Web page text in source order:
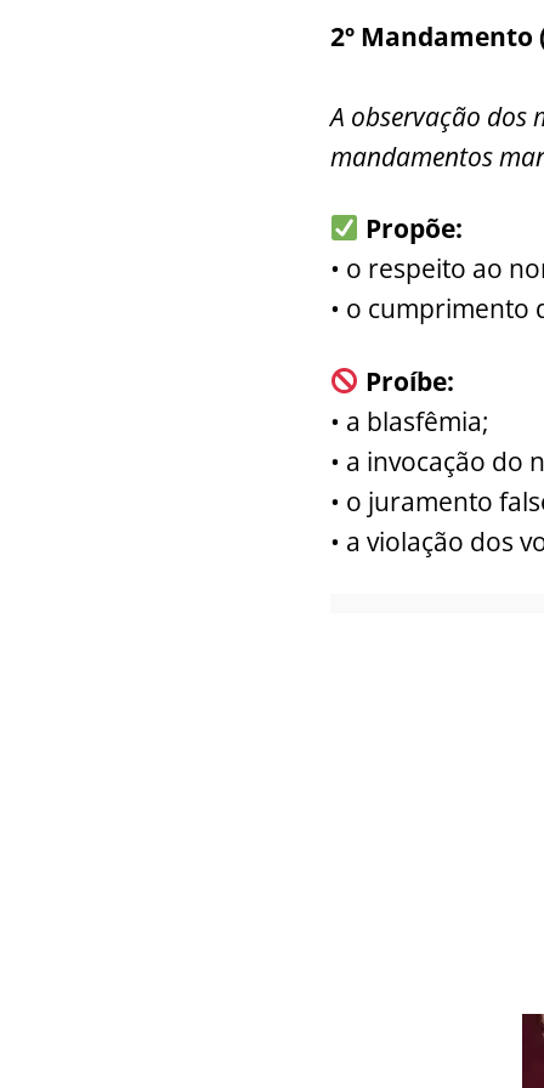
2º Mandamento
A observação dos
mandamentos
Propõe:
• o respeito ao
• o cumprimento
Proíbe:
• a blasfêmia;
• a invocação do
• o juramento
• a violação dos